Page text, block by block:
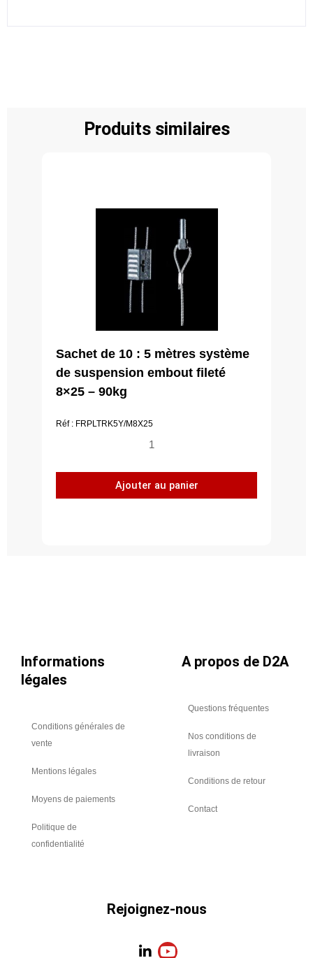
Produits similaires
Sachet de 10 : 5 mètres système
de suspension embout fileté
8×25 – 90kg
Réf : FRPLTRK5Y/M8X25
quantité
Sachet
de
Ajouter au panier
Informations
légales
Conditions générales de
vente
Mentions légales
Moyens de paiements
Politique de
confidentialité
A propos de D2A
Questions fréquentes
Nos conditions de
livraison
Conditions de retour
Contact
Rejoignez-nous
L
Y